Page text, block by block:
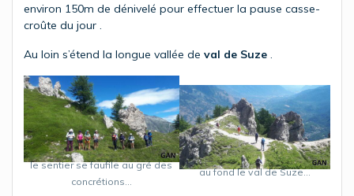
environ 150m de dénivelé pour effectuer la pause casse-
croûte du jour .
Au loin s’étend la longue vallée de val de Suze
le sentier se faufile au gré des
concrétions…
au fond le val de Suze…